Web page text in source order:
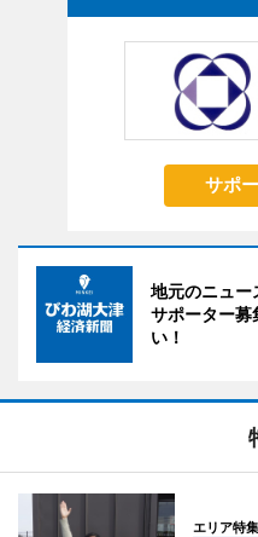
サポ
地元のニュー
サポーター募
い！
エリア特集